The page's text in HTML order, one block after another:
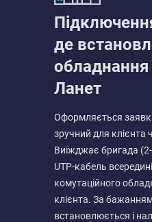
де
Ланет
Оформляється
зручний для клієнта
Виїжджає бригада
UTP-кабель всередині
комутаційного
клієнта. За
встановлюється і